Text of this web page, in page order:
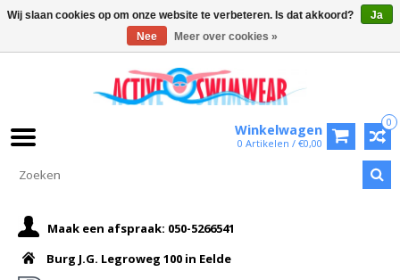
0
Winkelwagen
0 Artikelen / €0,00
Maak een afspraak: 050-5266541
Burg J.G. Legroweg 100 in Eelde
Wij slaan cookies op om onze website te verbeteren. Is dat akkoord?
Ja
Nee
Meer over cookies »